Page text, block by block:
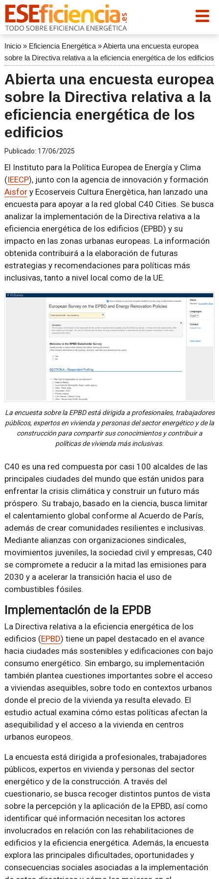
Inicio» Eficiencia Energética»Abierta una encuesta europea
sobre la Directiva relativa a la eficiencia energética de los edificios
Abierta una encuesta europea
sobre la Directiva relativa a la
eficiencia energética de los
edificios
Publicado: 17/06/2025
El Instituto para la Política Europea de Energía y Clima
(IEECP), junto con la agencia de innovación y formación
Aisfory Ecoserveis Cultura Energètica, han lanzado una
encuesta para apoyar a la red global C40 Cities. Se busca
analizar la implementación de la Directiva relativa a la
eficiencia energética de los edificios (EPBD) y su
impacto en las zonas urbanas europeas. La información
obtenida contribuirá a la elaboración de futuras
estrategias y recomendaciones para políticas más
inclusivas, tanto a nivel local como de la UE.
La encuesta sobre la EPBD está dirigida a profesionales, trabajadores
públicos, expertos en vivienda y personas del sector energético y de la
construcción para compartir sus conocimientos y contribuir a
políticas de vivienda más inclusivas.
C40 es una red compuesta por casi 100 alcaldes de las
principales ciudades del mundo que están unidos para
enfrentar la crisis climática y construir un futuro más
próspero. Su trabajo, basado en la ciencia, busca limitar
el calentamiento global conforme al Acuerdo de París,
además de crear comunidades resilientes e inclusivas.
Mediante alianzas con organizaciones sindicales,
movimientos juveniles, la sociedad civil y empresas, C40
se compromete a reducir a la mitad las emisiones para
2030 y a acelerar la transición hacia el uso de
combustibles fósiles.
Implementación de la EPDB
La Directiva relativa a la eficiencia energética de los
edificios (EPBD) tiene un papel destacado en el avance
hacia ciudades más sostenibles y edificaciones con bajo
consumo energético. Sin embargo, su implementación
también plantea cuestiones importantes sobre el acceso
a viviendas asequibles, sobre todo en contextos urbanos
donde el precio de la vivienda ya resulta elevado. El
estudio actual examina cómo estas políticas afectan la
asequibilidad y el acceso a la vivienda en centros
urbanos europeos.
La encuesta está dirigida a profesionales, trabajadores
públicos, expertos en vivienda y personas del sector
energético y de la construcción. A través del
cuestionario, se busca recoger distintos puntos de vista
sobre la percepción y la aplicación de la EPBD, así como
identificar qué información necesitan los actores
involucrados en relación con las rehabilitaciones de
edificios y la eficiencia energética. Además, la encuesta
explora las principales dificultades, oportunidades y
consecuencias sociales asociadas a la implementación